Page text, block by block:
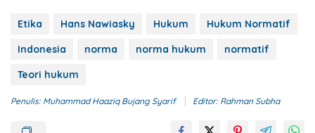
Etika Hans Nawiasky Hukum
Hukum Normatif
Indonesia
norma norma hukum
normatif
Teori hukum
Penulis: Muhammad Haaziq Bujang Syarif Editor: Rahman Subha